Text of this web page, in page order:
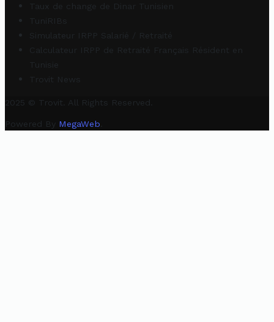
Taux de change de Dinar Tunisien
TuniRIBs
Simulateur IRPP Salarié / Retraité
Calculateur IRPP de Retraité Français Résident en
Tunisie
Trovit News
2025 © Trovit. All Rights Reserved.
Powered By MegaWeb